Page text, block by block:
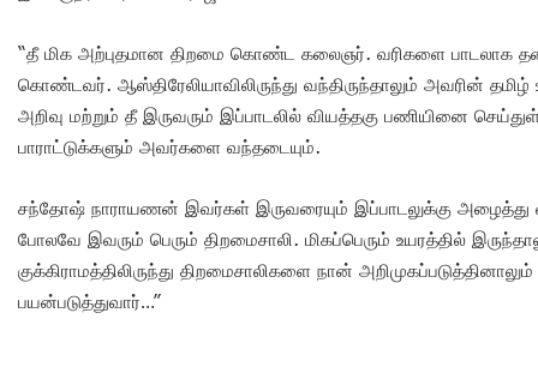
“தீ மிக அற்புதமான திறமை கொண்ட கலைஞர். வரிகளை பாடலாக
கொண்டவர். ஆஸ்திரேலியாவிலிருந்து வந்திருந்தாலும் அவரின்
அறிவு மற்றும் தீ இருவரும் இப்பாடலில் வியத்தகு பணியினை
பாராட்டுக்களும் அவர்களை வந்தடையும்.
சந்தோஷ் நாராயணன் இவர்கள் இருவரையும் இப்பாடலுக்கு அழைத்து
போலவே இவரும் பெரும் திறமைசாலி. மிகப்பெரும் உயரத்தில்
குக்கிராமத்திலிருந்து திறமைசாலிகளை நான்
பயன்படுத்துவார்…”